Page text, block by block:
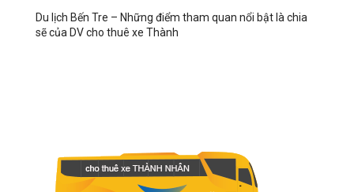
Du lịch Bến Tre – Những điểm tham quan nổi bật là chia
sẽ của DV cho thuê xe Thành